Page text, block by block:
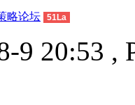
略论坛 51La
9 20:53 ,